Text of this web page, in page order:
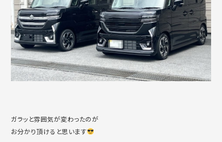
ガラッと雰囲気が変わったのが
お分かり頂けると思います